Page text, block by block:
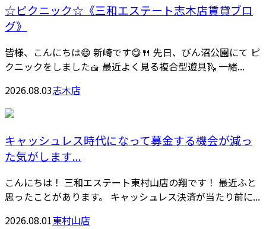
☆ピクニック☆《三和エステート志木店賃貸ブロ
グ》
皆様、こんにちは😄 新崎です😋🍴 先日、びん沼公園にて ピ
クニックをしました🧺 最近よく見る複合型遊具🛝 一緒...
2026.08.03志木店
キャッシュレス時代になって募金する機会が減っ
た気がします...
こんにちは！ 三和エステート東村山店の翔です！ 最近ふと
思ったことがあります。 キャッシュレス決済が当たり前に...
2026.08.01東村山店